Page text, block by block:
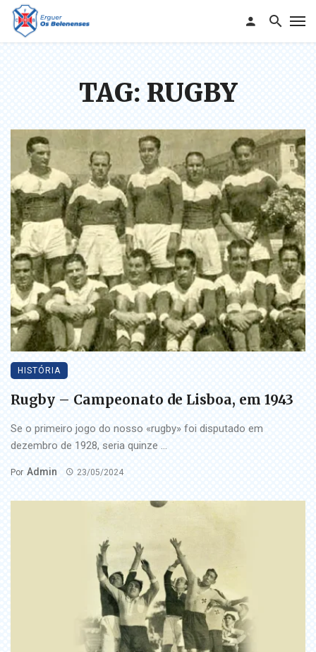
TAG: RUGBY
HISTÓRIA
Rugby – Campeonato de Lisboa, em 1943
Se o primeiro jogo do nosso «rugby» foi disputado em
dezembro de 1928, seria quinze ...
Por Admin 23/05/2024